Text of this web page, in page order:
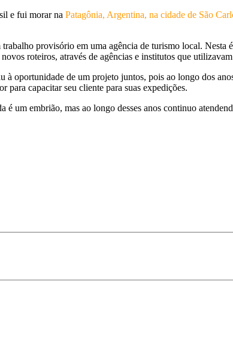
e fui morar na Patagônia, Argentina, na cidade de São
provisório em uma agência de turismo local.
roteiros, através de agências e institutos que
oportunidade de um projeto juntos, pois ao longo dos
para capacitar seu cliente para suas expedições.
um embrião, mas ao longo desses anos continuo